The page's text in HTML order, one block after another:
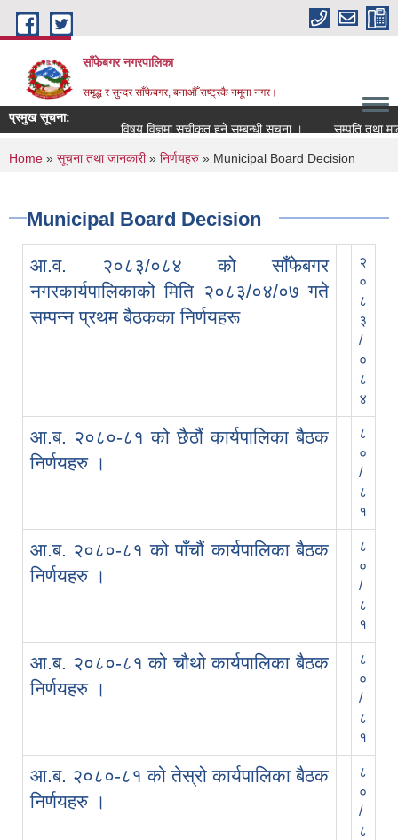
Skip to main content
साँफेबगर नगरपालिका
समृद्ध र सुन्दर साँफेबगर, बनाऔँ राष्ट्रकै नमूना नगर।
प्रमुख सूचना:
विषय विज्ञमा सुचीकृत हुने सम्बन्धी सूचना ।
सम्पति तथा
You are here
Home » सूचना तथा जानकारी» निर्णयहरु » Municipal Board Decision
Municipal Board Decision
आ.व. २०८३/०८४ को साँफेबगर
नगरकार्यपालिकाको मिति २०८३/०४/०७ गते
सम्पन्न प्रथम बैठकका निर्णयहरू
२
०
८
३
/
०
८
४
आ.ब. २०८०-८१ को छैठौं कार्यपालिका बैठक
निर्णयहरु ।
८
०
/
८
१
आ.ब. २०८०-८१ को पाँचौं कार्यपालिका बैठक
निर्णयहरु ।
८
०
/
८
१
आ.ब. २०८०-८१ को चौथो कार्यपालिका बैठक
निर्णयहरु ।
८
०
/
८
१
आ.ब. २०८०-८१ को तेस्रो कार्यपालिका बैठक
निर्णयहरु ।
८
०
/
८